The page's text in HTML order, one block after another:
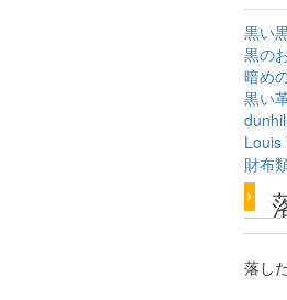
黒い
黒の
暗め
黒い
Louis
財布
落し